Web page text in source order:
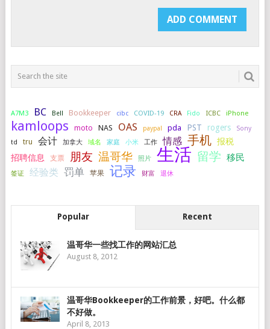
A7M3 BC Bell Bookkeeper cibc COVID-19 CRA Fido ICBC iPhone
kamloops moto NAS OAS paypal pda PST rogers
Sony
td
tru 会计 加拿大 域名 家庭 小米 工作 情感 手机 报税
招聘信息
支票 朋友 温哥华 照片 生活 留学 移民
签证 经验类 罚单 苹果 记录 财富 退休
Popular Recent
温哥华一些找工作的网站汇总
August 8, 2012
温哥华Bookkeeper的工作前景，好吧。什么都
不好做。
April 8, 2013